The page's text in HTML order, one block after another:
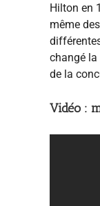
Hilton en
même
changé la
de la
Vidéo :